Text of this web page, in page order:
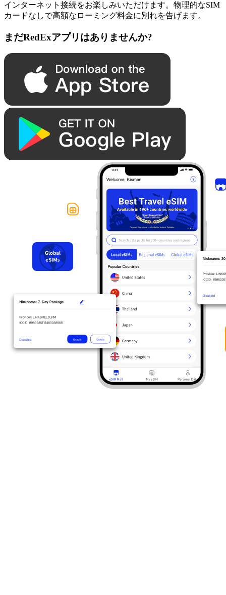
インターネット接続をお楽しみいただけます。物理的なSIM
カードなしで高額なローミング料金に別れを告げます。
まだRedExアプリはありませんか?